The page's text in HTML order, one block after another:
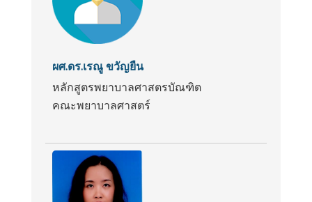
ผศ.ดร.เรณู ขวัญยืน
หลักสูตรพยาบาลศาสตรบัณฑิต
คณะพยาบาลศาสตร์